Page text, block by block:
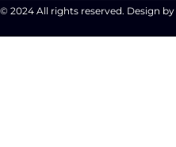
© 2024 All rights reserved. Design by